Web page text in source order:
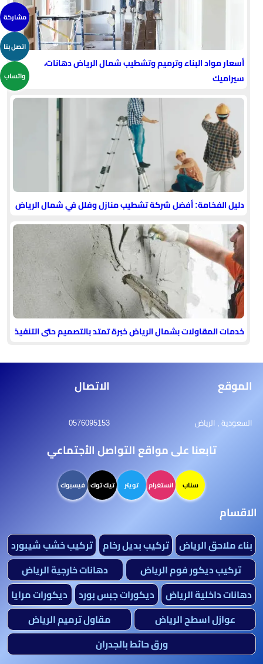
أسعار مواد البناء وترميم وتشطيب شمال الرياض دهانات،
سيراميك
دليل الفخامة: أفضل شركة تشطيب منازل وفلل في شمال الرياض
خدمات المقاولات بشمال الرياض خبرة تمتد بالتصميم حتى التنفيذ
الموقع الاتصال
السعودية , الرياض 0576095153
تابعنا على مواقع التواصل الأجتماعي
سناب انستغرام تويتر تيك توك فيسبوك
الاقسام
بناء ملاحق الرياض تركيب بديل رخام تركيب خشب شيبورد
تركيب ديكور فوم الرياض
دهانات خارجية الرياض
دهانات داخلية الرياض
ديكورات جبس بورد
ديكورات مرايا
عوازل اسطح الرياض
مقاول ترميم الرياض
ورق حائط بالجدران
مشاركة
اتصل بنا
واتساب